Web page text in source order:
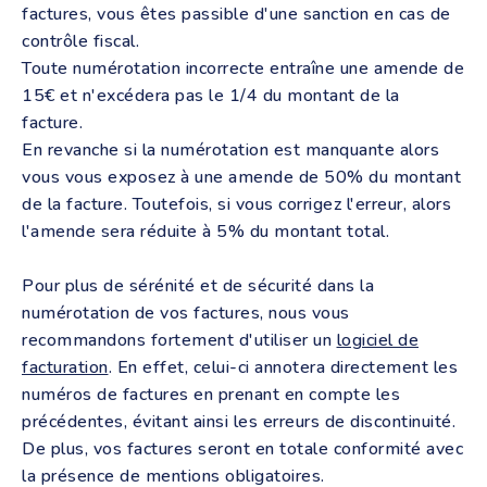
factures, vous êtes passible d'une sanction en cas de
contrôle fiscal.
Toute numérotation incorrecte entraîne une amende de
15€ et n'excédera pas le 1/4 du montant de la
facture.
En revanche si la numérotation est manquante alors
vous vous exposez à une amende de 50% du montant
de la facture. Toutefois, si vous corrigez l'erreur, alors
l'amende sera réduite à 5% du montant total.
Pour plus de sérénité et de sécurité dans la
numérotation de vos factures, nous vous
recommandons fortement d'utiliser un logiciel de
facturation. En effet, celui-ci annotera directement les
numéros de factures en prenant en compte les
précédentes, évitant ainsi les erreurs de discontinuité.
De plus, vos factures seront en totale conformité avec
la présence de mentions obligatoires.